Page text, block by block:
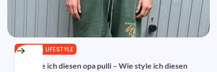
MODE & LIFESTYLE
wie style ich diesen opa pulli – Wie style ich diesen